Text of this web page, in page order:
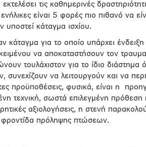
τις καθημερινές
είναι 5 φορές πιο πιθανό να
υποστεί κάταγμα ισχίου.
κάταγμα για το οποίο υπάρχει
να αποκαταστήσουν τον
τουλάχιστον για το ίδιο
συνεχίζουν να λειτουργούν και να
προϋποθέσεις, φυσικά, είναι η
τεχνική, σωστά επιλεγμένη πρόθεση
αξιολογήσεις, η στενή
πρόληψης πτώσεων.